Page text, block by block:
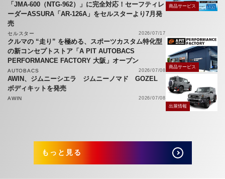
「JMA-600（NTG-962）」に完全対応！セーフティレ
ーダーASSURA「AR-126A」をセルスターより7月発
売
セルスター 2026/07/17
商品サービス
クルマの “走り” を極める、スポーツカスタム特化型
の新コンセプトストア「A PIT AUTOBACS
PERFORMANCE FACTORY 大阪」オープン
AUTOBACS 2026/07/08
商品サービス
AWIN、ジムニーシエラ ジムニーノマド GOZEL
ボディキットを発売
AWIN
2026/07/08
出展情報
もっと見る